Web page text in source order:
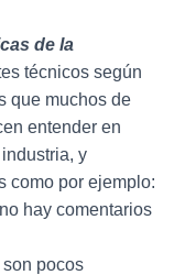
I
de la
técnicos según
que muchos de
entender en
y
como por ejemplo:
hay comentarios
pocos